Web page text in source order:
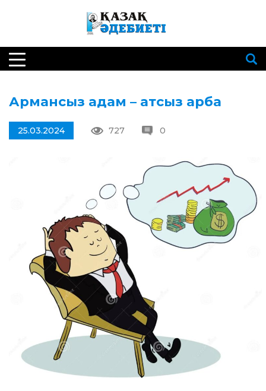
Армансыз адам – атсыз арба
25.03.2024 727 0